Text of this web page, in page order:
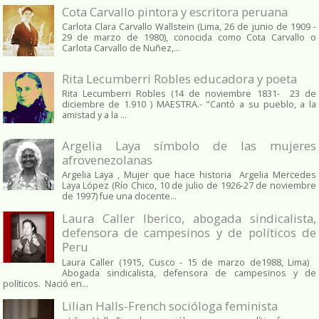
Cota Carvallo pintora y escritora peruana
Carlota Clara Carvallo Wallstein (Lima, 26 de junio de 1909 -
29 de marzo de 1980), conocida como Cota Carvallo o
Carlota Carvallo de Nuñez,...
Rita Lecumberri Robles educadora y poeta
Rita Lecumberri Robles (14 de noviembre 1831- 23 de
diciembre de 1.910 ) MAESTRA.- "Cantó a su pueblo, a la
amistad y a la ...
Argelia Laya símbolo de las mujeres
afrovenezolanas
Argelia Laya , Mujer que hace historia Argelia Mercedes
Laya López (Río Chico, 10 de julio de 1926-27 de noviembre
de 1997) fue una docente...
Laura Caller Iberico, abogada sindicalista,
defensora de campesinos y de políticos de
Peru
Laura Caller (1915, Cusco - 15 de marzo de1988, Lima)
Abogada sindicalista, defensora de campesinos y de
políticos. Nació en...
Lilian Halls-French socióloga feminista